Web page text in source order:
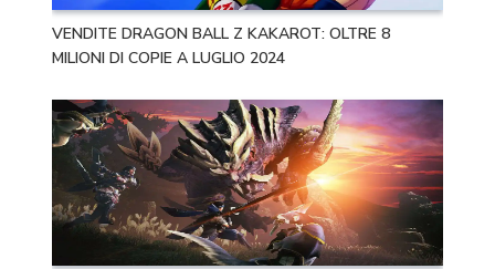
VENDITE DRAGON BALL Z KAKAROT: OLTRE 8
MILIONI DI COPIE A LUGLIO 2024